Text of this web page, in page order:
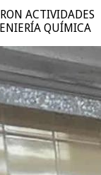
ACTIVIDADES
QUÍMICA